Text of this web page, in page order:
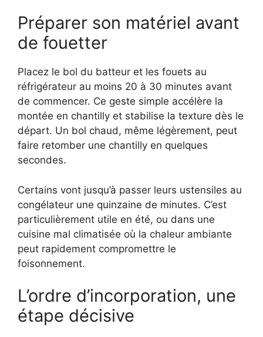
Préparer son matériel avant
de fouetter
Placez le bol du batteur et les fouets au
réfrigérateur au moins 20 à 30 minutes avant
de commencer. Ce geste simple accélère la
montée en chantilly et stabilise la texture dès le
départ. Un bol chaud, même légèrement, peut
faire retomber une chantilly en quelques
secondes.
Certains vont jusqu’à passer leurs ustensiles au
congélateur une quinzaine de minutes. C’est
particulièrement utile en été, ou dans une
cuisine mal climatisée où la chaleur ambiante
peut rapidement compromettre le
foisonnement.
L’ordre d’incorporation, une
étape décisive